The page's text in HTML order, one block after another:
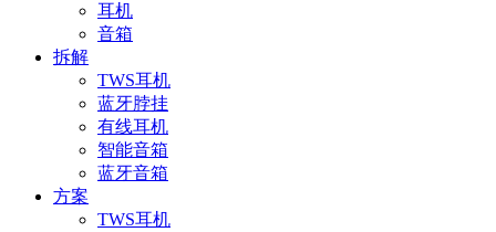
耳机
音箱
拆解
TWS耳机
蓝牙脖挂
有线耳机
智能音箱
蓝牙音箱
方案
TWS耳机